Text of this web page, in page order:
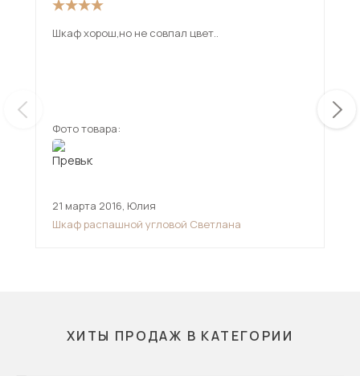
Шкаф хорош,но не совпал цвет..
Фото товара:
21 марта 2016, Юлия
Шкаф распашной угловой Светлана
ХИТЫ ПРОДАЖ В КАТЕГОРИИ